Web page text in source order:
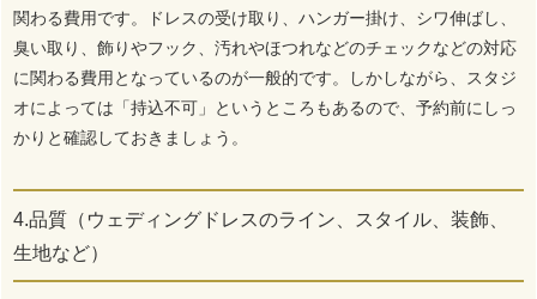
関わる費用です。ドレスの受け取り、ハンガー掛け、シワ伸ばし、
臭い取り、飾りやフック、汚れやほつれなどのチェックなどの対応
に関わる費用となっているのが一般的です。しかしながら、スタジ
オによっては「持込不可」というところもあるので、予約前にしっ
かりと確認しておきましょう。
4.品質（ウェディングドレスのライン、スタイル、装飾、
生地など）